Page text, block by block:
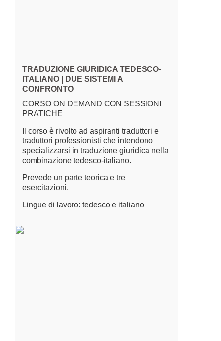
TRADUZIONE GIURIDICA TEDESCO-
ITALIANO | DUE SISTEMI A
CONFRONTO
CORSO ON DEMAND CON SESSIONI
PRATICHE
Il corso è rivolto ad aspiranti traduttori e
traduttori professionisti che intendono
specializzarsi in traduzione giuridica nella
combinazione tedesco-italiano.
Prevede un parte teorica e tre
esercitazioni.
Lingue di lavoro: tedesco e italiano